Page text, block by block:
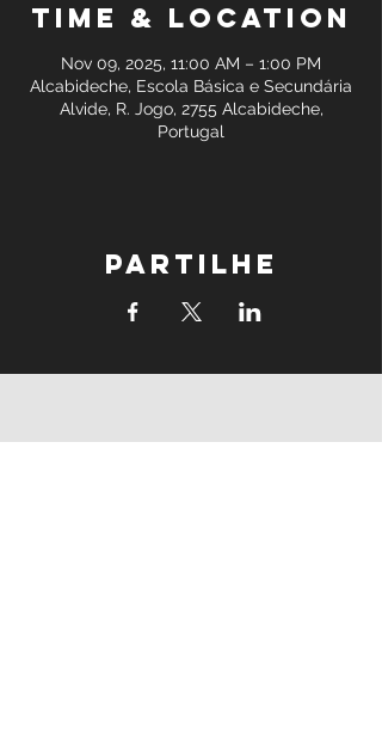
Time & Location
Nov 09, 2025, 11:00 AM – 1:00 PM
Alcabideche, Escola Básica e Secundária
Alvide, R. Jogo, 2755 Alcabideche,
Portugal
Partilhe